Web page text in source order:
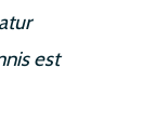
est